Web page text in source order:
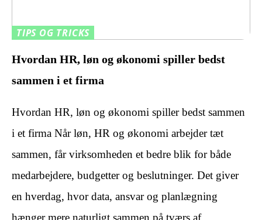
TIPS OG TRICKS
Hvordan HR, løn og økonomi spiller bedst
sammen i et firma
Hvordan HR, løn og økonomi spiller bedst sammen
i et firma Når løn, HR og økonomi arbejder tæt
sammen, får virksomheden et bedre blik for både
medarbejdere, budgetter og beslutninger. Det giver
en hverdag, hvor data, ansvar og planlægning
hænger mere naturligt sammen på tværs af